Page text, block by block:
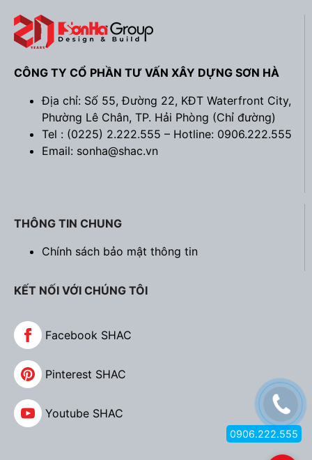
CÔNG TY CỔ PHẦN TƯ VẤN XÂY DỰNG SƠN HÀ
Địa chỉ: Số 55, Đường 22, KĐT Waterfront City,
Phường Lê Chân, TP. Hải Phòng (Chỉ đường)
Tel : (0225) 2.222.555 – Hotline: 0906.222.555
Email: sonha@shac.vn
THÔNG TIN CHUNG
Chính sách bảo mật thông tin
KẾT NỐI VỚI CHÚNG TÔI
Facebook SHAC
Pinterest SHAC
Youtube SHAC
0906.222.555